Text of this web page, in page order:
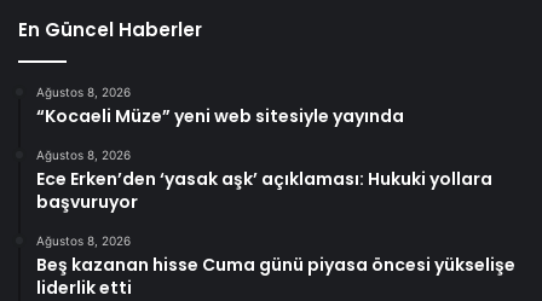
En Güncel Haberler
Ağustos 8, 2026
“Kocaeli Müze” yeni web sitesiyle yayında
Ağustos 8, 2026
Ece Erken’den ‘yasak aşk’ açıklaması: Hukuki yollara
başvuruyor
Ağustos 8, 2026
Beş kazanan hisse Cuma günü piyasa öncesi yükselişe
liderlik etti